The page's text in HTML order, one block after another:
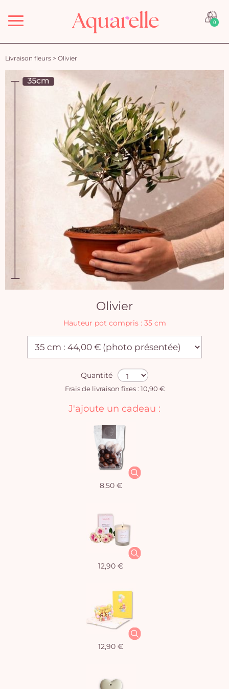
Menu 0
Livraison fleurs > Olivier
Olivier
Hauteur pot compris : 35 cm
Quantité
Frais de livraison fixes : 10,90 €
J'ajoute un cadeau :
8,50 €
12,90 €
12,90 €